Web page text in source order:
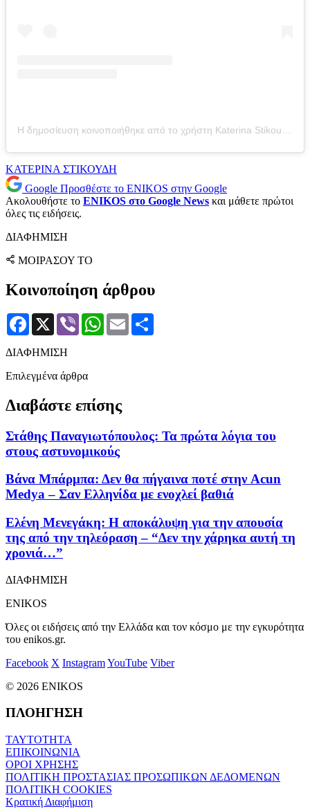
ΚΑΤΕΡΙΝΑ ΣΤΙΚΟΥΔΗ
Google Προσθέστε το ENIKOS στην Google
Ακολουθήστε το ENIKOS στο Google News και μάθετε πρώτοι
όλες τις ειδήσεις.
ΔΙΑΦΗΜΙΣΗ
ΜΟΙΡΑΣΟΥ ΤΟ
Κοινοποίηση άρθρου
Facebook
X Viber WhatsApp
Email
ΔΙΑΦΗΜΙΣΗ
Επιλεγμένα άρθρα
Διαβάστε επίσης
Στάθης Παναγιωτόπουλος: Τα πρώτα λόγια του
στους αστυνομικούς
Βάνα Μπάρμπα: Δεν θα πήγαινα ποτέ στην Acun
Medya – Σαν Ελληνίδα με ενοχλεί βαθιά
Ελένη Μενεγάκη: Η αποκάλυψη για την απουσία
της από την τηλεόραση – “Δεν την χάρηκα αυτή τη
χρονιά…”
ΔΙΑΦΗΜΙΣΗ
ENIKOS
Όλες οι ειδήσεις από την Ελλάδα και τον κόσμο με την εγκυρότητα
του enikos.gr.
Facebook X InstagramYouTube Viber
© 2026 ENIKOS
ΠΛΟΗΓΗΣΗ
ΤΑΥΤΟΤΗΤΑ
ΕΠΙΚΟΙΝΩΝΙΑ
ΟΡΟΙ ΧΡΗΣΗΣ
ΠΟΛΙΤΙΚΗ ΠΡΟΣΤΑΣΙΑΣ ΠΡΟΣΩΠΙΚΩΝ ΔΕΔΟΜΕΝΩΝ
ΠΟΛΙΤΙΚΗ COOKIES
Κρατική Διαφήμιση